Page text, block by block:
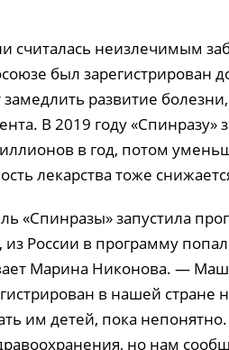
считалась неизлечимым
был зарегистрирован
развитие
В 2019 году «Спинразу»
в год, потом
лекарства тоже
«Спинразы» запустила
России в программу
Марина Никонова. —
в нашей стране
им детей, пока
но нам